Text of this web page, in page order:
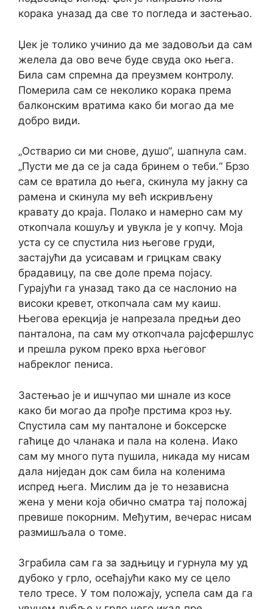
корака уназад да све то погледа и застењао.
Џек је толико учинио да ме задовољи да сам
желела да ово вече буде свуда око њега.
Била сам спремна да преузмем контролу.
Померила сам се неколико корака према
балконским вратима како би могао да ме
добро види.
„Остварио си ми снове, душо“, шапнула сам.
„Пусти ме да се ја сада бринем о теби.“ Брзо
сам се вратила до њега, скинула му јакну са
рамена и скинула му већ искривљену
кравату до краја. Полако и намерно сам му
откопчала кошуљу и увукла је у копчу. Моја
уста су се спустила низ његове груди,
застајући да усисавам и грицкам сваку
брадавицу, па све доле према појасу.
Гурајући га уназад тако да се наслонио на
високи кревет, откопчала сам му каиш.
Његова ерекција је напрезала предњи део
панталона, па сам му откопчала рајсфершлус
и прешла руком преко врха његовог
набреклог пениса.
Застењао је и ишчупао ми шнале из косе
како би могао да прође прстима кроз њу.
Спустила сам му панталоне и боксерске
гаћице до чланака и пала на колена. Иако
сам му много пута пушила, никада му нисам
дала ниједан док сам била на коленима
испред њега. Мислим да је то независна
жена у мени која обично сматра тај положај
превише покорним. Међутим, вечерас нисам
размишљала о томе.
Зграбила сам га за задњицу и гурнула му уд
дубоко у грло, осећајући како му се цело
тело тресе. У том положају, успела сам да га